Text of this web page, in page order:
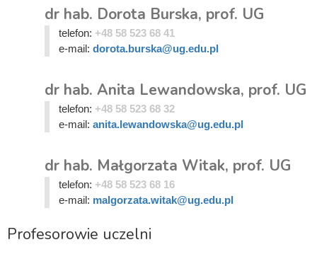
dr hab. Dorota Burska, prof. UG
telefon: +48 58 523 68 41
e-mail: dorota.burska@ug.edu.pl
dr hab. Anita Lewandowska, prof. UG
telefon: +48 58 523 68 32
e-mail: anita.lewandowska@ug.edu.pl
dr hab. Małgorzata Witak, prof. UG
telefon: +48 58 523 68 16
e-mail: malgorzata.witak@ug.edu.pl
Profesorowie uczelni